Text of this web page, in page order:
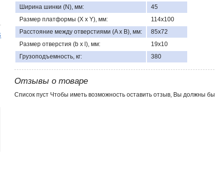
Ширина шинки (N), мм:
45
Размер платформы (X x Y), мм:
114х100
Расстояние между отверстиями (A x B), мм:
85х72
Размер отверстия (b x l), мм:
19x10
Грузоподъемность, кг:
380
Отзывы о товаре
Список пуст Чтобы иметь возможность оставить отзыв, Вы должны